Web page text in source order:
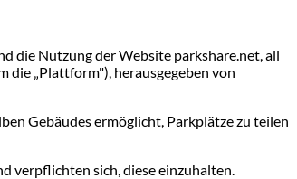
die Nutzung der Website parkshare.net, all
die „Plattform"), herausgegeben von
Gebäudes ermöglicht, Parkplätze zu teilen
verpflichten sich, diese einzuhalten.